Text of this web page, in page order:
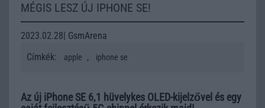
MÉGIS LESZ ÚJ IPHONE SE!
2023.02.28| GsmArena
Címkék:
apple , iphone se
Az új iPhone SE 6,1 hüvelykes OLED-kijelzővel és egy